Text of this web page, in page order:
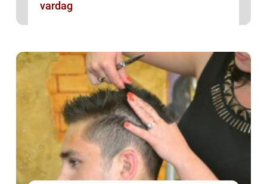
vardag